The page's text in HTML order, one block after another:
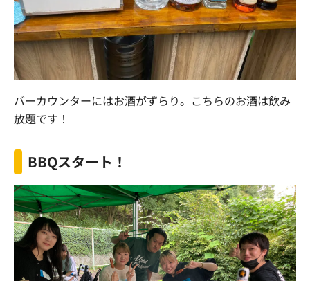
バーカウンターにはお酒がずらり。こちらのお酒は飲み
放題です！
BBQスタート！